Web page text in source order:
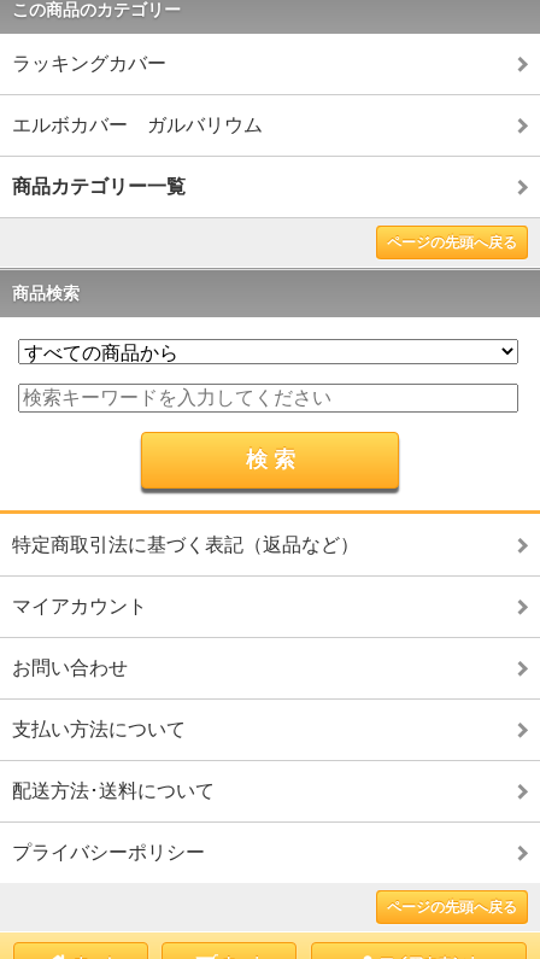
この商品のカテゴリー
ラッキングカバー
エルボカバー ガルバリウム
商品カテゴリー一覧
ページの先頭へ戻る
商品検索
特定商取引法に基づく表記（返品など）
マイアカウント
お問い合わせ
支払い方法について
配送方法･送料について
プライバシーポリシー
ページの先頭へ戻る